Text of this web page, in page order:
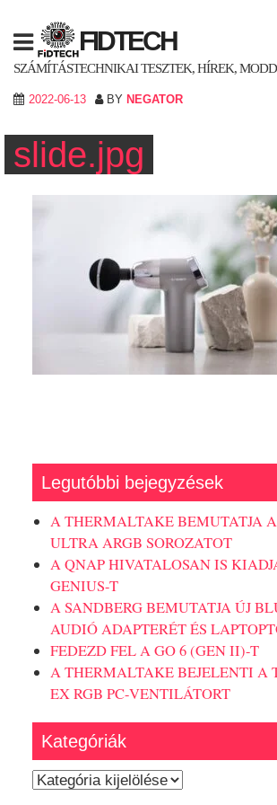
content
FIDTECH
SZÁMÍTÁSTECHNIKAI TESZTEK, HÍREK,
2022-06-13 BY NEGATOR
slide.jpg
Legutóbbi bejegyzések
A THERMALTAKE BEMUTATJA
ULTRA ARGB SOROZATOT
A QNAP HIVATALOSAN IS
GENIUS-T
A SANDBERG BEMUTATJA ÚJ
AUDIÓ ADAPTERÉT ÉS
FEDEZD FEL A GO 6 (GEN II)-T
A THERMALTAKE BEJELENTI A
EX RGB PC-VENTILÁTORT
Kategóriák
Kategóriák